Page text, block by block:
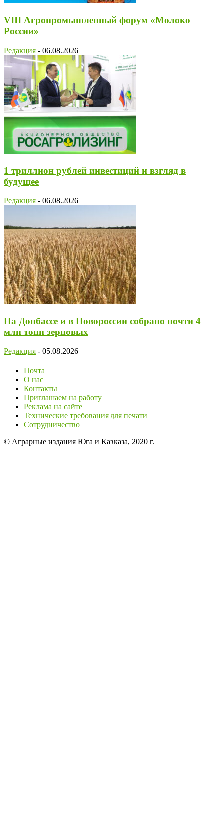
VIII Агропромышленный форум «Молоко
России»
Редакция - 06.08.2026
1 триллион рублей инвестиций и взгляд в
будущее
Редакция - 06.08.2026
На Донбассе и в Новороссии собрано почти 4
млн тонн зерновых
Редакция - 05.08.2026
Почта
О нас
Контакты
Приглашаем на работу
Реклама на сайте
Технические требования для печати
Сотрудничество
© Аграрные издания Юга и Кавказа, 2020 г.